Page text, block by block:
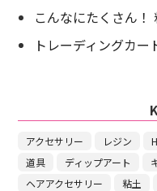
こんなにたくさん！
トレーディングカー
アクセサリー レジン
道具
ディップアート
ヘアアクセサリー
粘土